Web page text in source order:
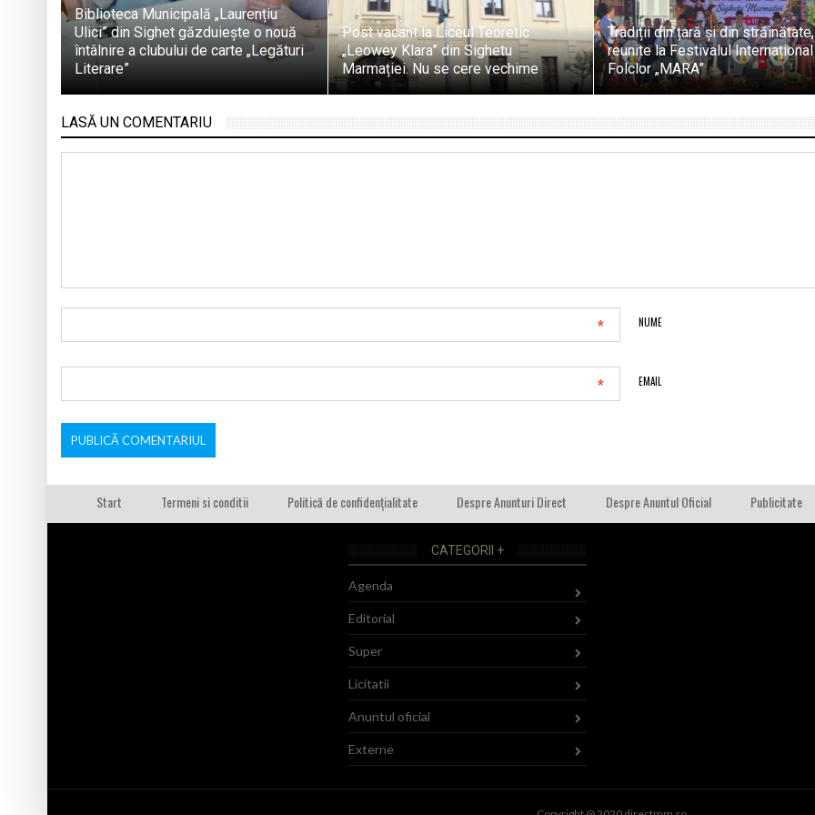
Biblioteca Municipală „Laurențiu
Ulici” din Sighet găzduiește o nouă
întâlnire a clubului de carte „Legături
Literare”
Post vacant la Liceul Teoretic
„Leowey Klara” din Sighetu
Marmației. Nu se cere vechime
Tradiții din țară și din străinătate,
reunite la Festivalul
Folclor „MARA”
LASĂ UN COMENTARIU
NUME
*
EMAIL
*
Start Termeni si conditii Politică de confidențialitate Despre Anunturi Direct Despre Anuntul Oficial Publicitate
CATEGORII +
Agenda
Editorial
Super
Licitatii
Anuntul oficial
Externe